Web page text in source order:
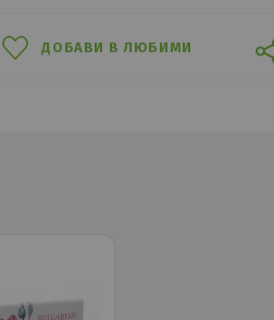
ДОБАВИ В ЛЮБИМИ